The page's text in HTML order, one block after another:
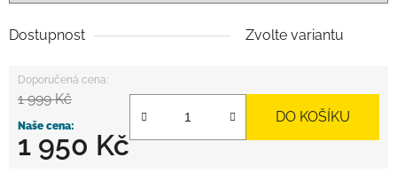
Dostupnost Zvolte variantu
1 999 Kč
1 950 Kč
DO KOŠÍKU